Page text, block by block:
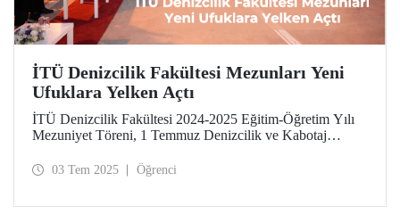
İTÜ Denizcilik Fakültesi Mezunları Yeni
Ufuklara Yelken Açtı
İTÜ Denizcilik Fakültesi 2024-2025 Eğitim-Öğretim Yılı
Mezuniyet Töreni, 1 Temmuz Denizcilik ve Kabotaj
03 Tem 2025 Öğrenci